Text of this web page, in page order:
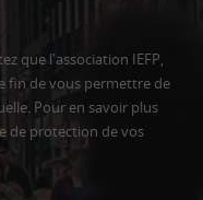
que l'association IEFP,
fin de vous permettre de
Pour en savoir plus
de protection de vos